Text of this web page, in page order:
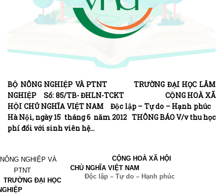
BỘ NÔNG NGHIỆP VÀ PTNT TRƯỜNG ĐẠI HỌC LÂM
NGHIỆP Số: 85/TB- ĐHLN-TCKT CỘNG HOÀ XÃ
HỘI CHỦ NGHĨA VIỆT NAM Độc lập – Tự do – Hạnh phúc
Hà Nội, ngày 15 tháng 6 năm 2012 THÔNG BÁO V/v thu học
phí đối với sinh viên hệ…
NGHIỆP VÀ
PTNT
ĐẠI HỌC
CỘNG HOÀ XÃ HỘI
CHỦ NGHĨA VIỆT NAM
Độc lập – Tự do – Hạnh phúc